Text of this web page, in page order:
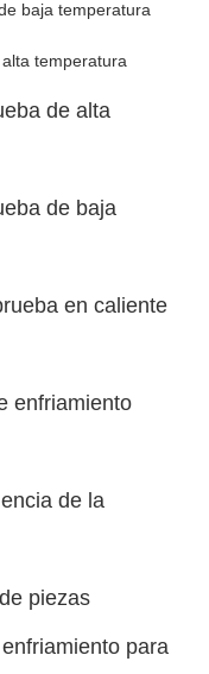
baja temperatura
temperatura
de alta
de baja
en caliente
enfriamiento
de la
piezas
para